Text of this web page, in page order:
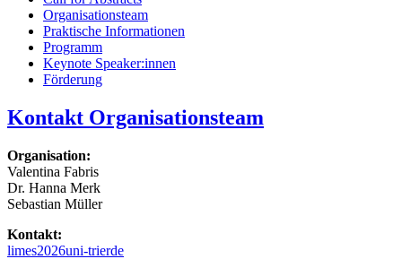
Organisationsteam
Praktische Informationen
Programm
Keynote Speaker:innen
Förderung
Kontakt Organisationsteam
Organisation:
Valentina Fabris
Dr. Hanna Merk
Sebastian Müller
Kontakt:
limes2026uni-trierde